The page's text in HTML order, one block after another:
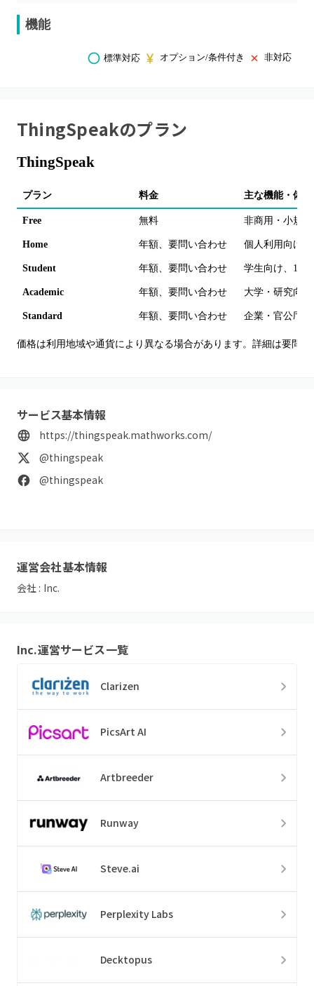
機能
標準対応 オプション/条件付き 非対応
ThingSpeakのプラン
ThingSpeak
プラン 料金 主な機能・備考
Free 無料 非商用・小規
Home 年額、要問い合わせ 個人利用向け
Student 年額、要問い合わせ 学生向け、1秒
Academic 年額、要問い合わせ 大学・研究向
Standard 年額、要問い合わせ 企業・官公庁
価格は利用地域や通貨により異なる場合があります。詳細は要問い
サービス基本情報
https://thingspeak.mathworks.com/
@thingspeak
@thingspeak
運営会社基本情報
会社 : Inc.
Inc.運営サービス一覧
Clarizen
PicsArt AI
Artbreeder
Runway
Steve.ai
Perplexity Labs
Decktopus